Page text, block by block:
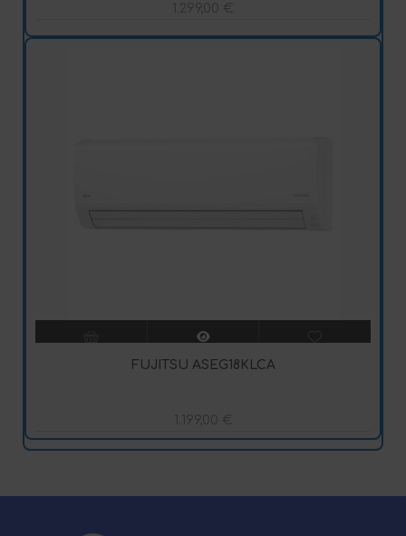
1.299,00 €
FUJITSU ASEG18KLCA
1.199,00 €